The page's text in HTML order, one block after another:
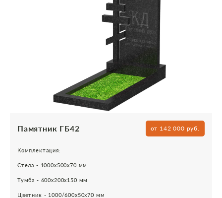
Памятник ГБ42 от 142 000 руб.
Комплектация:
Стела - 1000х500х70 мм
Тумба - 600х200х150 мм
Цветник - 1000/600х50х70 мм